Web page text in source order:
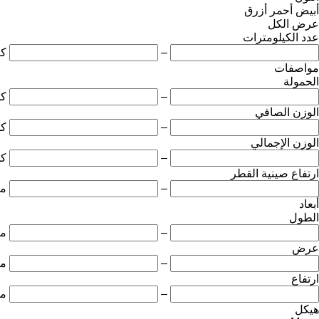
أبيض أحمر
أزرق
عرض الكل
عدد الكيلومترات
–
مواصفات
الحمولة
–
الوزن الصافي
–
الوزن الإجمالي
–
ارتفاع صينية القطر
–
أبعاد
الطول
–
عرض
–
ارتفاع
–
هيكل